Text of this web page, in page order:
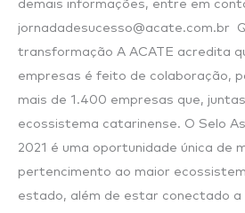
demais informações, entre em
jornadadesucesso@acate.com.br
transformação A ACATE acredita
empresas é feito de colaboração,
mais de 1.400 empresas que,
ecossistema catarinense. O Selo
2021 é uma oportunidade única de
pertencimento ao maior
estado, além de estar conectado a